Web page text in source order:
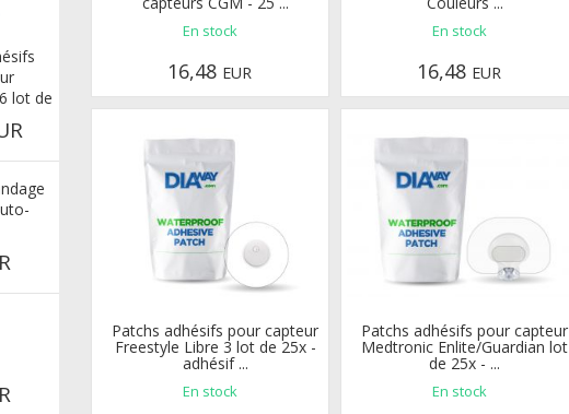
En stock
16,48 EUR
En stock
16,48 EUR
Patchs adhésifs pour capteur
Freestyle Libre 3 lot de 25x -
adhésif ...
En stock
Patchs adhésifs pour capteur
Medtronic Enlite/Guardian lot
de 25x - ...
En stock
lot de
extra